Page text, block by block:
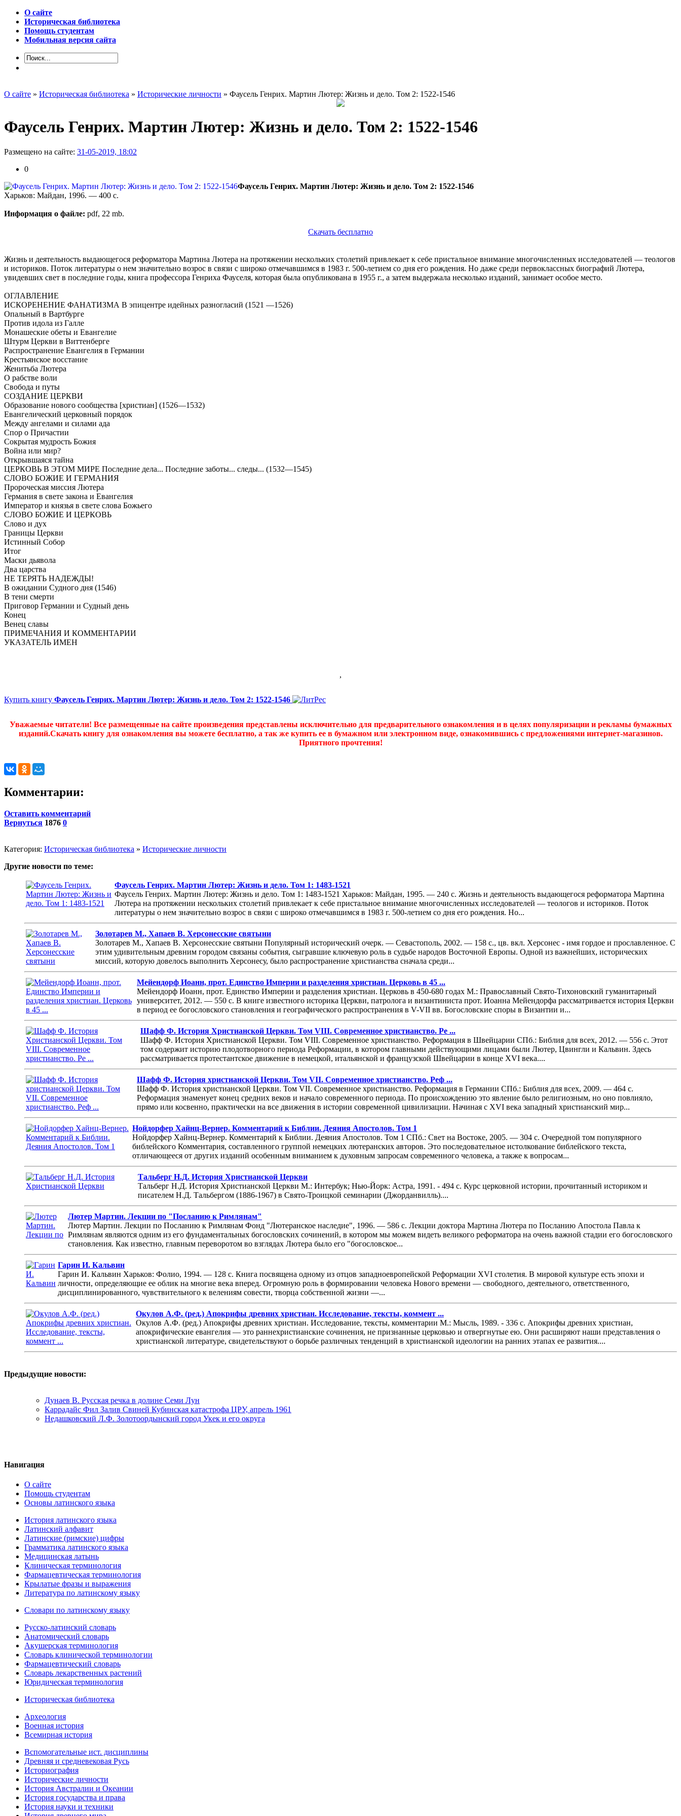
О сайте
Историческая библиотека
Помощь студентам
Мобильная версия сайта
О сайте » Историческая библиотека » Исторические личности » Фаусель Генрих. Мартин Лютер: Жизнь и дело. Том 2: 1522-1546
Фаусель Генрих. Мартин Лютер: Жизнь и дело. Том 2: 1522-1546
Размещено на сайте: 31-05-2019, 18:02
0
Фаусель Генрих. Мартин Лютер: Жизнь и дело. Том 2: 1522-1546
Харьков: Майдан, 1996. — 400 с.
Информация о файле: pdf, 22 mb.
Скачать бесплатно
Жизнь и деятельность выдающегося реформатора Мартина Лютера на протяжении нескольких столетий привлекает к себе пристальное внимание многочисленных исследователей — теологов
и историков. Поток литературы о нем значительно возрос в связи с широко отмечавшимся в 1983 г. 500-летием со дня его рождения. Но даже среди первоклассных биографий Лютера,
увидевших свет в последние годы, книга профессора Генриха Фауселя, которая была опубликована в 1955 г., а затем выдержала несколько изданий, занимает особое место.
ОГЛАВЛЕНИЕ
ИСКОРЕНЕНИЕ ФАНАТИЗМА В эпицентре идейных разногласий (1521 —1526)
Опальный в Вартбурге
Против идола из Галле
Монашеские обеты и Евангелие
Штурм Церкви в Виттенберге
Распространение Евангелия в Германии
Крестьянское восстание
Женитьба Лютера
О рабстве воли
Свобода и путы
СОЗДАНИЕ ЦЕРКВИ
Образование нового сообщества [христиан] (1526—1532)
Евангелический церковный порядок
Между ангелами и силами ада
Спор о Причастии
Сокрытая мудрость Божия
Война или мир?
Открывшаяся тайна
ЦЕРКОВЬ В ЭТОМ МИРЕ Последние дела... Последние заботы... следы... (1532—1545)
СЛОВО БОЖИЕ И ГЕРМАНИЯ
Пророческая миссия Лютера
Германия в свете закона и Евангелия
Император и князья в свете слова Божьего
СЛОВО БОЖИЕ И ЦЕРКОВЬ
Слово и дух
Границы Церкви
Истинный Собор
Итог
Маски дьявола
Два царства
НЕ ТЕРЯТЬ НАДЕЖДЫ!
В ожидании Судного дня (1546)
В тени смерти
Приговор Германии и Судный день
Конец
Венец славы
ПРИМЕЧАНИЯ И КОММЕНТАРИИ
УКАЗАТЕЛЬ ИМЕН
,
Купить книгу Фаусель Генрих. Мартин Лютер: Жизнь и дело. Том 2: 1522-1546
Уважаемые читатели! Все размещенные на сайте произведения представлены исключительно для предварительного ознакомления и в целях популяризации и рекламы бумажных
изданий.Скачать книгу для ознакомления вы можете бесплатно, а так же купить ее в бумажном или электронном виде, ознакомившись с предложениями интернет-магазинов.
Приятного прочтения!
Комментарии:
Оставить комментарий
Вернуться 1876 0
Категория: Историческая библиотека » Исторические личности
Другие новости по теме:
Фаусель Генрих. Мартин Лютер: Жизнь и дело. Том 1: 1483-1521
Фаусель Генрих. Мартин Лютер: Жизнь и дело. Том 1: 1483-1521 Харьков: Майдан, 1995. — 240 с. Жизнь и деятельность выдающегося реформатора Мартина
Лютера на протяжении нескольких столетий привлекает к себе пристальное внимание многочисленных исследователей — теологов и историков. Поток
литературы о нем значительно возрос в связи с широко отмечавшимся в 1983 г. 500-летием со дня его рождения. Но...
Золотарев М., Хапаев В. Херсонесские святыни
Золотарев М., Хапаев В. Херсонесские святыни Популярный исторический очерк. — Севастополь, 2002. — 158 с., цв. вкл. Херсонес - имя гордое и прославленное. С
этим удивительным древним городом связаны события, сыгравшие ключевую роль в судьбе народов Восточной Европы. Одной из важнейших, исторических
миссий, которую довелось выполнить Херсонесу, было распространение христианства сначала среди...
Мейендорф Иоанн, прот. Единство Империи и разделения христиан. Церковь в 45 ...
Мейендорф Иоанн, прот. Единство Империи и разделения христиан. Церковь в 450-680 годах М.: Православный Свято-Тихоновский гуманитарный
университет, 2012. — 550 с. В книге известного историка Церкви, патролога и византиниста прот. Иоанна Мейендорфа рассматривается история Церкви
в период ее богословского становления и географического распространения в V-VII вв. Богословские споры в Византии и...
Шафф Ф. История Христианской Церкви. Том VIII. Современное христианство. Ре ...
Шафф Ф. История Христианской Церкви. Том VIII. Современное христианство. Реформация в Швейцарии СПб.: Библия для всех, 2012. — 556 с. Этот
том содержит историю плодотворного периода Реформации, в котором главными действующими лицами были Лютер, Цвингли и Кальвин. Здесь
рассматривается протестантское движение в немецкой, итальянской и французской Швейцарии в конце XVI века....
Шафф Ф. История христианской Церкви. Том VII. Современное христианство. Реф ...
Шафф Ф. История христианской Церкви. Том VII. Современное христианство. Реформация в Германии СПб.: Библия для всех, 2009. — 464 с.
Реформация знаменует конец средних веков и начало современного периода. По происхождению это явление было религиозным, но оно повлияло,
прямо или косвенно, практически на все движения в истории современной цивилизации. Начиная с XVI века западный христианский мир...
Нойдорфер Хайнц-Вернер. Комментарий к Библии. Деяния Апостолов. Том 1
Нойдорфер Хайнц-Вернер. Комментарий к Библии. Деяния Апостолов. Том 1 СПб.: Свет на Востоке, 2005. — 304 с. Очередной том популярного
библейского Комментария, составленного группой немецких лютеранских авторов. Это последовательное истолкование библейского текста,
отличающееся от других изданий особенным вниманием к духовным запросам современного человека, а также к вопросам...
Тальберг Н.Д. История Христианской Церкви
Тальберг Н.Д. История Христианской Церкви М.: Интербук; Нью-Йорк: Астра, 1991. - 494 с. Курс церковной истории, прочитанный историком и
писателем Н.Д. Тальбергом (1886-1967) в Свято-Троицкой семинарии (Джорданвилль)....
Лютер Мартин. Лекции по "Посланию к Римлянам"
Лютер Мартин. Лекции по Посланию к Римлянам Фонд "Лютеранское наследие", 1996. — 586 с. Лекции доктора Мартина Лютера по Посланию Апостола Павла к
Римлянам являются одним из его фундаментальных богословских сочинений, в котором мы можем видеть великого реформатора на очень важной стадии его богословского
становления. Как известно, главным переворотом во взглядах Лютера было его "богословское...
Гарин И. Кальвин
Гарин И. Кальвин Харьков: Фолио, 1994. — 128 с. Книга посвящена одному из отцов западноевропейской Реформации XVI столетия. В мировой культуре есть эпохи и
личности, определяющие ее облик на многие века вперед. Огромную роль в формировании человека Нового времени — свободного, деятельного, ответственного,
дисциплинированного, чувствительного к велениям совести, творца собственной жизни —...
Окулов А.Ф. (ред.) Апокрифы древних христиан. Исследование, тексты, коммент ...
Окулов А.Ф. (ред.) Апокрифы древних христиан. Исследование, тексты, комментарии М.: Мысль, 1989. - 336 с. Апокрифы древних христиан,
апокрифические евангелия — это раннехристианские сочинения, не признанные церковью и отвергнутые ею. Они расширяют наши представления о
христианской литературе, свидетельствуют о борьбе различных тенденций в христианской идеологии на ранних этапах ее развития....
Предыдущие новости:
Дунаев В. Русская речка в долине Семи Лун
Каррадайс Фил Залив Свиней Кубинская катастрофа ЦРУ, апрель 1961
Недашковский Л.Ф. Золотоордынский город Укек и его округа
Навигация
О сайте
Помощь студентам
Основы латинского языка
История латинского языка
Латинский алфавит
Латинские (римские) цифры
Грамматика латинского языка
Медицинская латынь
Клиническая терминология
Фармацевтическая терминология
Крылатые фразы и выражения
Литература по латинскому языку
Словари по латинскому языку
Русско-латинский словарь
Анатомический словарь
Акушерская терминология
Словарь клинической терминологии
Фармацевтический словарь
Словарь лекарственных растений
Юридическая терминология
Историческая библиотека
Археология
Военная история
Всемирная история
Вспомогательные ист. дисциплины
Древняя и средневековая Русь
Историография
Исторические личности
История Австралии и Океании
История государства и права
История науки и техники